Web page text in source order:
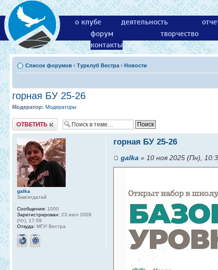
о клубе деятельность
форум
творчество
контакты
Список форумов ‹ Турклуб Вестра ‹ Новости
горная БУ 25-26
Модератор: Модераторы
Ответить
горная БУ 25-26
galka » 10 ноя 2025 (Пн),
galka
Завсегдатай
Сообщения: 1000
Зарегистрирован: 23 июл 2009
(Чт), 17:59
Откуда: МГУ/ Вестра